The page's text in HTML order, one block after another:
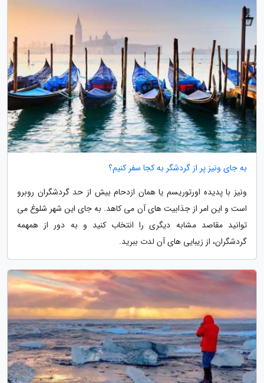
به جای ونیز پر از گردشگر به کجا سفر کنیم؟
ونیز با پدیده اورتوریسم یا همان ازدحام بیش از حد گردشگران روبرو
است و این امر از جذابیت های آن می کاهد. به جای این شهر شلوغ می
توانید مقاصد مشابه دیگری را انتخاب کنید و به دور از همهمه
گردشگران، از زیبایی های آن لدت ببرید.